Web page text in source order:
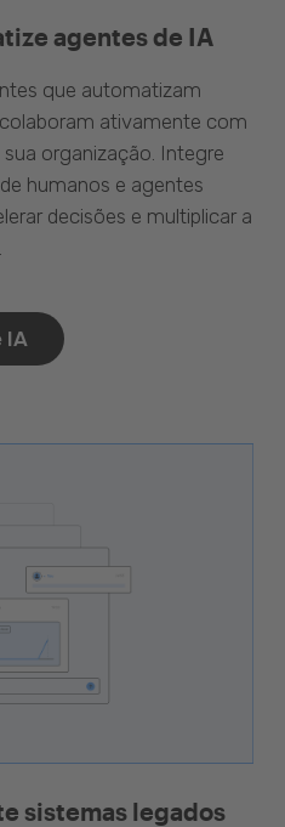
agentes de IA
que automatizam
ativamente com
organização. Integre
humanos e agentes
decisões e multiplicar a
IA
sistemas legados